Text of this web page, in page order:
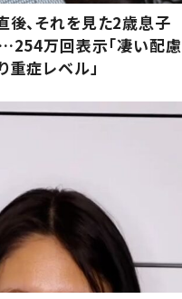
後、それを見た2歳息子
万回表示「凄い配慮
重症レベル」